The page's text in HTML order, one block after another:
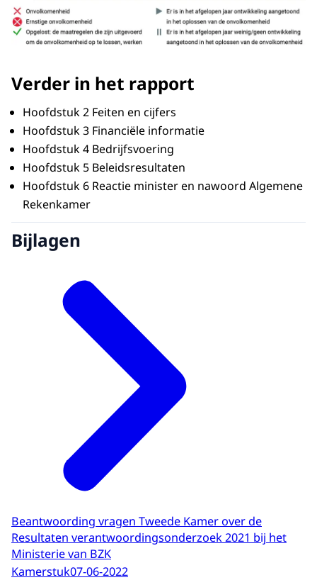
Verder in het rapport
Hoofdstuk 2 Feiten en cijfers
Hoofdstuk 3 Financiële informatie
Hoofdstuk 4 Bedrijfsvoering
Hoofdstuk 5 Beleidsresultaten
Hoofdstuk 6 Reactie minister en nawoord Algemene
Rekenkamer
Bijlagen
Beantwoording vragen Tweede Kamer over de
Resultaten verantwoordingsonderzoek 2021 bij het
Ministerie van BZK
Kamerstuk07-06-2022